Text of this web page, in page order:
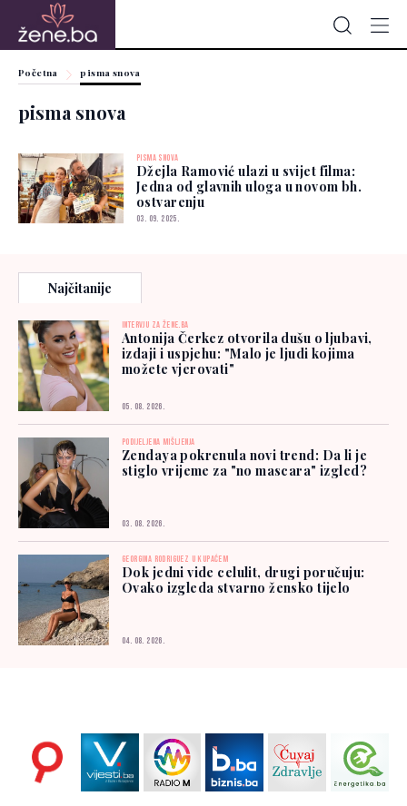
Početna pisma snova
pisma snova
PISMA SNOVA
Džejla Ramović ulazi u svijet filma:
Jedna od glavnih uloga u novom bh.
ostvarenju
03. 09. 2025.
Najčitanije
INTERVJU ZA ŽENE.BA
Antonija Čerkez otvorila dušu o ljubavi,
izdaji i uspjehu: "Malo je ljudi kojima
možete vjerovati"
05. 08. 2026.
PODIJELJENA MIŠLJENJA
Zendaya pokrenula novi trend: Da li je
stiglo vrijeme za "no mascara" izgled?
03. 08. 2026.
GEORGINA RODRIGUEZ U KUPAĆEM
Dok jedni vide celulit, drugi poručuju:
Ovako izgleda stvarno žensko tijelo
04. 08. 2026.